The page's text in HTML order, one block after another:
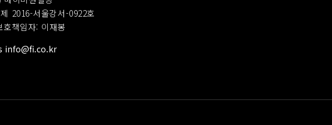
2016-서울강서-0922호
호책임자: 이재봉
info@fi.co.kr